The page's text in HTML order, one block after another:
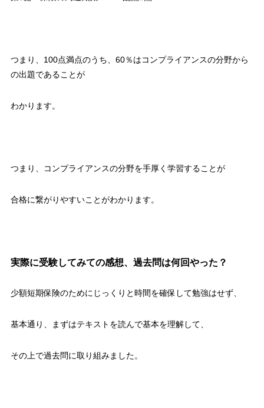
つまり、100点満点のうち、60％はコンプライアンスの分野から
の出題であることが
わかります。
つまり、コンプライアンスの分野を手厚く学習することが
合格に繋がりやすいことがわかります。
実際に受験してみての感想、過去問は何回やった？
少額短期保険のためにじっくりと時間を確保して勉強はせず、
基本通り、まずはテキストを読んで基本を理解して、
その上で過去問に取り組みました。